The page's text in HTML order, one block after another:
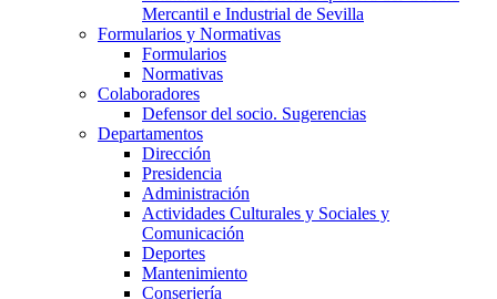
Mercantil e Industrial de Sevilla
Formularios y Normativas
Formularios
Normativas
Colaboradores
Defensor del socio. Sugerencias
Departamentos
Dirección
Presidencia
Administración
Actividades Culturales y Sociales y
Comunicación
Deportes
Mantenimiento
Conserjería